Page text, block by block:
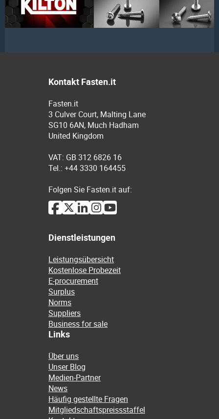
Kontakt Fasten.it
Fasten.it
3 Culver Court, Malting Lane
SG10 6AN, Much Hadham
United Kingdom
VAT: GB 312 6826 16
Tel.: +44 3330 164455
Folgen Sie Fasten.it auf:
Dienstleistungen
Leistungsübersicht
Kostenlose Probezeit
E-procurement
Surplus
Norms
Suppliers
Business for sale
Links
Über uns
Unser Blog
Medien-Partner
News
Häufig gestellte Fragen
Mitgliedschaftspreissstaffel